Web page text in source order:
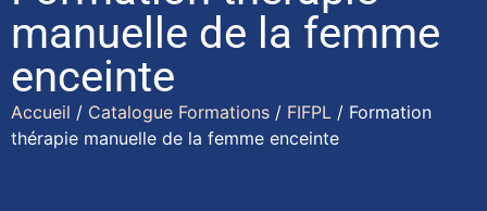
manuelle de la femme
enceinte
Accueil / Catalogue Formations / FIFPL / Formation
thérapie manuelle de la femme enceinte